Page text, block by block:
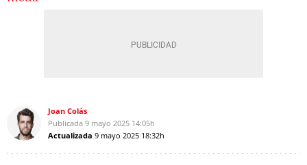
Joan Colás
Publicada 9 mayo 2025 14:05h
Actualizada 9 mayo 2025 18:32h